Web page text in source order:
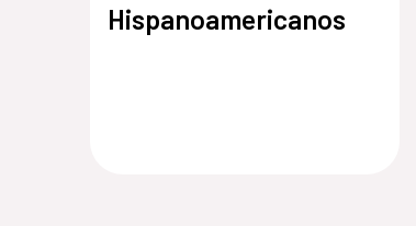
Hispanoamericanos